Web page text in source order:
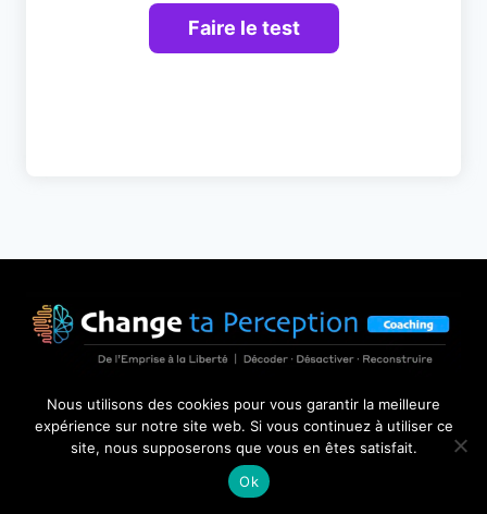
THÉMATIQUES
Nous utilisons des cookies pour vous garantir la meilleure
expérience sur notre site web. Si vous continuez à utiliser ce
site, nous supposerons que vous en êtes satisfait.
Ok